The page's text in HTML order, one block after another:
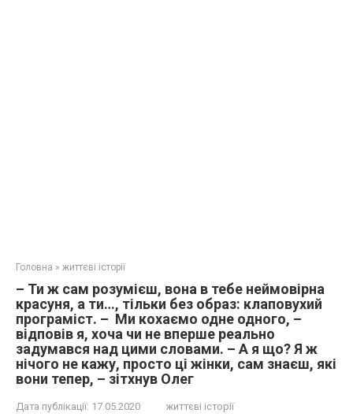
Головна » життєві історії
– Ти ж сам розумієш, вона в тебе неймовірна
красуня, а ти…, тільки без образ: клаповухий
програміст. – Ми кохаємо одне одного, –
відповів я, хоча чи не вперше реально
задумався над цими словами. – А я що? Я ж
нічого не кажу, просто ці жінки, сам знаєш, які
вони тепер, – зітхнув Олег
Дата публікації: 17.05.2020 життєві історії